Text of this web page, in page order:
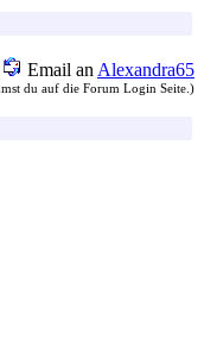
Email an Alexandra65
du auf die Forum Login Seite.)